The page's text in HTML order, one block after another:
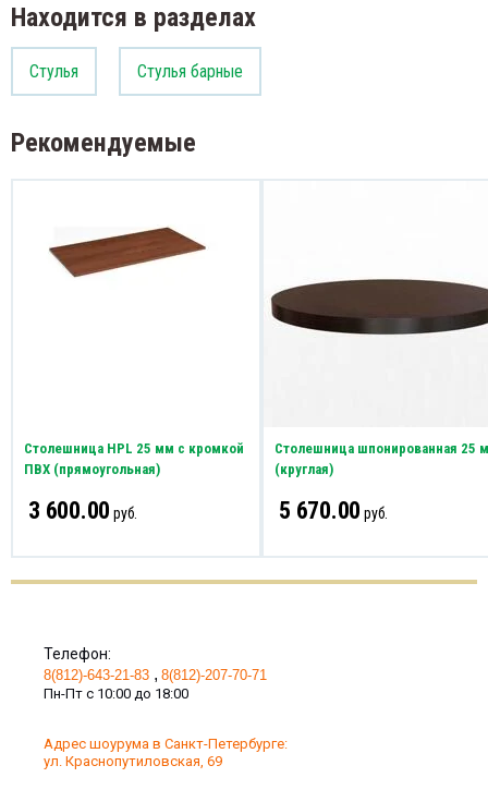
Находится в разделах
Стулья Стулья барные
Рекомендуемые
Столешница HPL 25 мм с кромкой
ПВХ (прямоугольная)
3 600.00 руб.
Столешница шпонированная 25
(круглая)
5 670.00 руб.
Телефон:
8(812)-643-21-83
8(812)-207-70-71
Пн-Пт с 10:00 до 18:00
Адрес шоурума в Санкт-Петербурге:
ул. Краснопутиловская, 69